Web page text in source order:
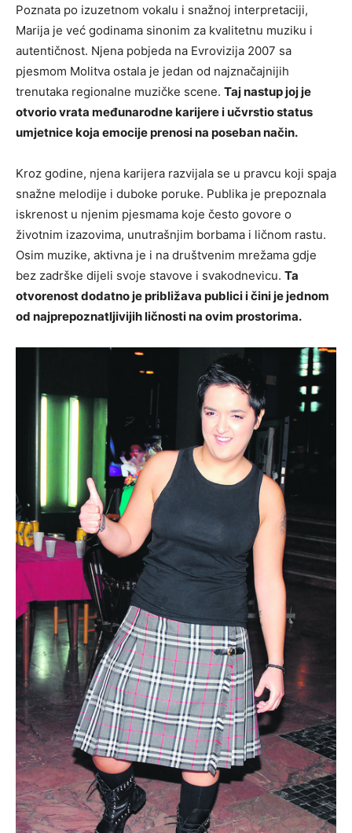
Poznata po izuzetnom vokalu i snažnoj interpretaciji,
Marija je već godinama sinonim za kvalitetnu muziku i
autentičnost. Njena pobjeda na Evrovizija 2007 sa
pjesmom Molitva ostala je jedan od najznačajnijih
trenutaka regionalne muzičke scene. Taj nastup joj je
otvorio vrata međunarodne karijere i učvrstio status
umjetnice koja emocije prenosi na poseban način.
Kroz godine, njena karijera razvijala se u pravcu koji spaja
snažne melodije i duboke poruke. Publika je prepoznala
iskrenost u njenim pjesmama koje često govore o
životnim izazovima, unutrašnjim borbama i ličnom rastu.
Osim muzike, aktivna je i na društvenim mrežama gdje
bez zadrške dijeli svoje stavove i svakodnevicu. Ta
otvorenost dodatno je približava publici i čini je jednom
od najprepoznatljivijih ličnosti na ovim prostorima.